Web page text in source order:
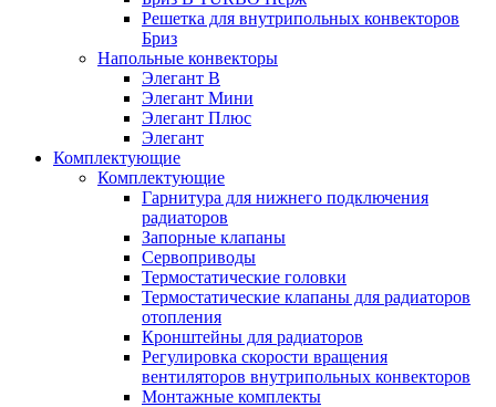
Решетка для внутрипольных конвекторов
Бриз
Напольные конвекторы
Элегант В
Элегант Мини
Элегант Плюс
Элегант
Комплектующие
Комплектующие
Гарнитура для нижнего подключения
радиаторов
Запорные клапаны
Сервоприводы
Термостатические головки
Термостатические клапаны для радиаторов
отопления
Кронштейны для радиаторов
Регулировка скорости вращения
вентиляторов внутрипольных конвекторов
Монтажные комплекты